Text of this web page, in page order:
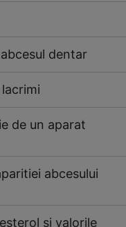
dentar
de un aparat
abcesului
si valorile